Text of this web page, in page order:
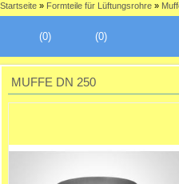
Startseite » Formteile für Lüftungsrohre »
(0)
(0)
MUFFE DN 250